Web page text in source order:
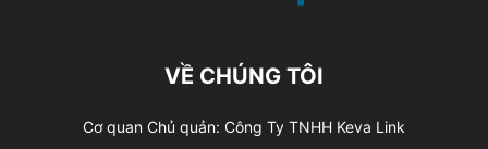
VỀ CHÚNG TÔI
Cơ quan Chủ quản: Công Ty TNHH Keva Link